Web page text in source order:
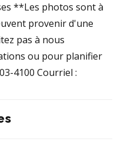
**Les photos sont à
provenir d'une
pas à nous
ou pour planifier
4100 Courriel :